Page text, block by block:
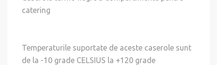
catering
Temperaturile suportate de aceste caserole sunt
de la -10 grade CELSIUS la +120 grade